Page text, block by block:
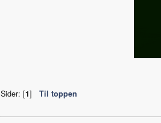
Sider: [1] Til toppen